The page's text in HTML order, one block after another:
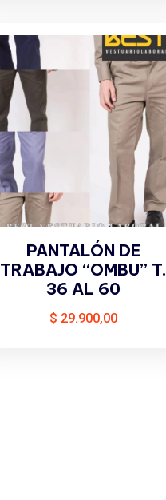
PANTALÓN DE
TRABAJO “OMBU” T.
36 AL 60
$ 29.900,00